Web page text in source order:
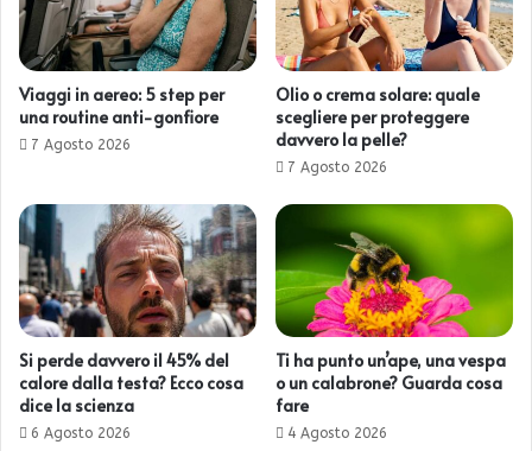
Viaggi in aereo: 5 step per
una routine anti-gonfiore
7 Agosto 2026
Olio o crema solare: quale
scegliere per proteggere
davvero la pelle?
7 Agosto 2026
Si perde davvero il 45% del
calore dalla testa? Ecco cosa
dice la scienza
6 Agosto 2026
Ti ha punto un’ape, una vespa
o un calabrone? Guarda cosa
fare
4 Agosto 2026